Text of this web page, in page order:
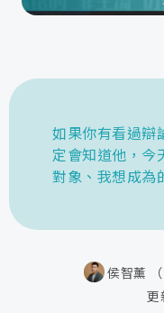
如果你有看過辯
定會知道他，今
對象、我想成
侯智薰 （
更